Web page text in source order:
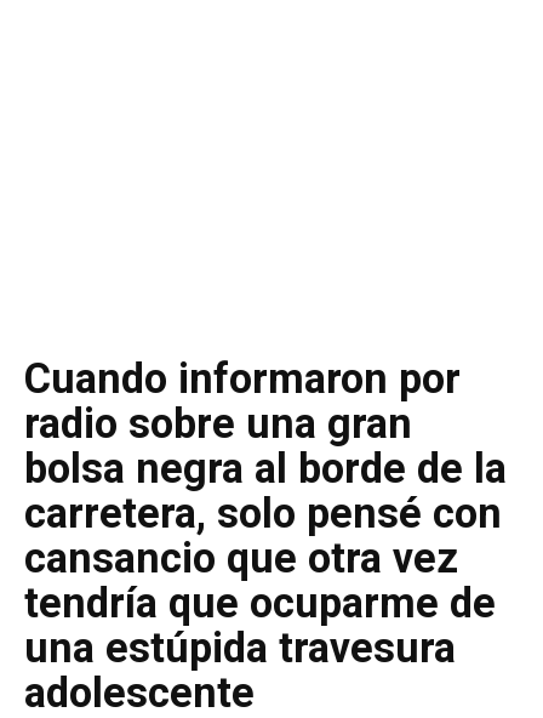
Cuando informaron por
radio sobre una gran
bolsa negra al borde de la
carretera, solo pensé con
cansancio que otra vez
tendría que ocuparme de
una estúpida travesura
adolescente